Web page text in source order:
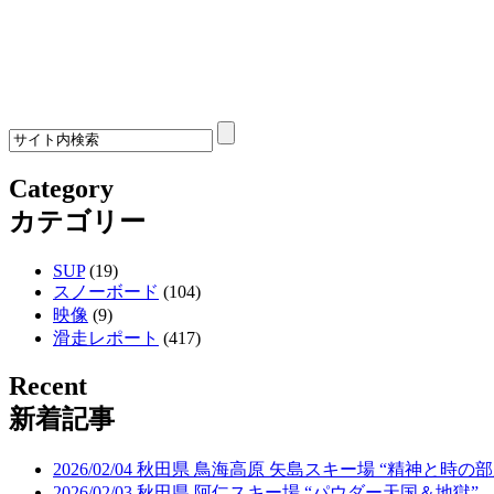
Category
カテゴリー
SUP(19)
スノーボード (104)
映像 (9)
滑走レポート (417)
Recent
新着記事
2026/02/04 秋田県 鳥海高原 矢島スキー場 “精神と時の